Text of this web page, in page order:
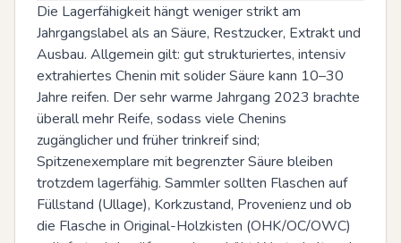
Die Lagerfähigkeit hängt weniger strikt am
Jahrgangslabel als an Säure, Restzucker, Extrakt und
Ausbau. Allgemein gilt: gut strukturiertes, intensiv
extrahiertes Chenin mit solider Säure kann 10–30
Jahre reifen. Der sehr warme Jahrgang 2023 brachte
überall mehr Reife, sodass viele Chenins
zugänglicher und früher trinkreif sind;
Spitzenexemplare mit begrenzter Säure bleiben
trotzdem lagerfähig. Sammler sollten Flaschen auf
Füllstand (Ullage), Korkzustand, Provenienz und ob
die Flasche in Original-Holzkisten (OHK/OC/OWC)